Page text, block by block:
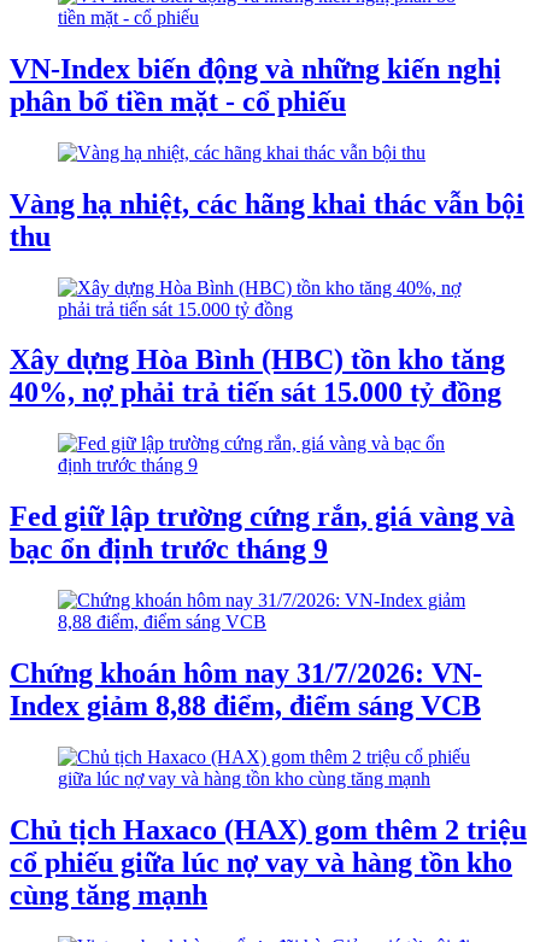
VN-Index biến động và những kiến nghị
phân bổ tiền mặt - cổ phiếu
Vàng hạ nhiệt, các hãng khai thác vẫn bội
thu
Xây dựng Hòa Bình (HBC) tồn kho tăng
40%, nợ phải trả tiến sát 15.000 tỷ đồng
Fed giữ lập trường cứng rắn, giá vàng và
bạc ổn định trước tháng 9
Chứng khoán hôm nay 31/7/2026: VN-
Index giảm 8,88 điểm, điểm sáng VCB
Chủ tịch Haxaco (HAX) gom thêm 2 triệu
cổ phiếu giữa lúc nợ vay và hàng tồn kho
cùng tăng mạnh